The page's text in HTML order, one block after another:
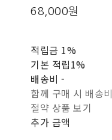
68,000원
적립금 1%
기본 적립1%
배송비-
함께 구매 시 배송비
절약 상품 보기
추가 금액